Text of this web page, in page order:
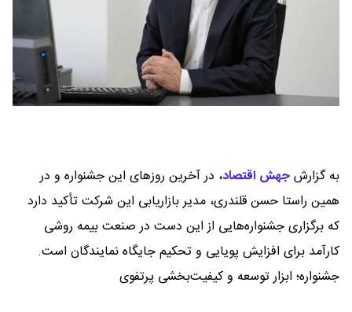
به گزارشجهش اقتصاد، در آخرین روزهای این جشنواره و در
همین راستا حسن قلندری، مدیر بازاریابی این شرکت تأکید دارد
که برگزاری جشنواره‌هایی از این دست در صنعت بیمه روشی
کارآمد برای افزایش پویایی و تحکیم جایگاه نمایندگان است.
جشنواره؛ ابزار توسعه و کیفیت‌بخشی پرتفوی